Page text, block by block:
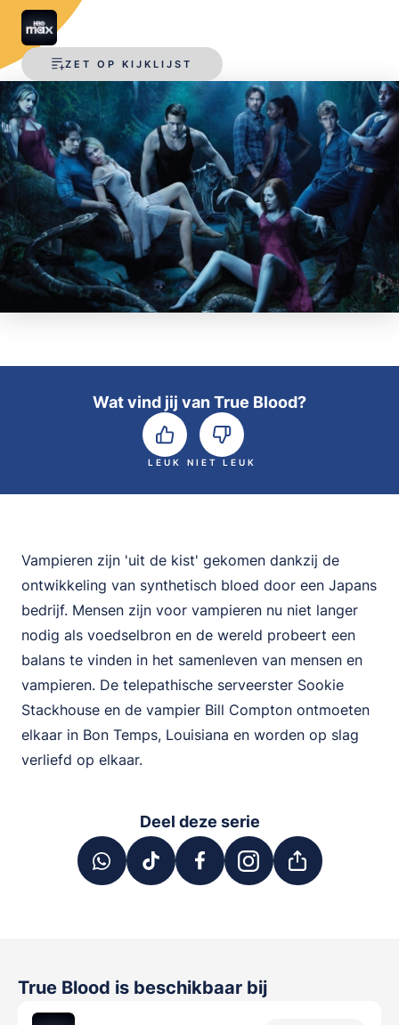
ZET OP KIJKLIJST
Wat vind jij van True Blood?
LEUK NIET LEUK
Vampieren zijn 'uit de kist' gekomen dankzij de
ontwikkeling van synthetisch bloed door een Japans
bedrijf. Mensen zijn voor vampieren nu niet langer
nodig als voedselbron en de wereld probeert een
balans te vinden in het samenleven van mensen en
vampieren. De telepathische serveerster Sookie
Stackhouse en de vampier Bill Compton ontmoeten
elkaar in Bon Temps, Louisiana en worden op slag
verliefd op elkaar.
Deel deze serie
True Blood is beschikbaar bij